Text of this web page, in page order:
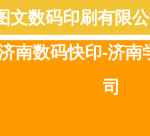
文数码印刷有限
南数码快印-济南
司